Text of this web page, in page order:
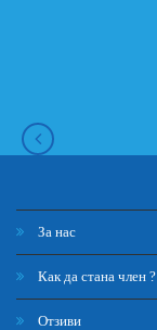
За нас
Как да стана член ?
Отзиви